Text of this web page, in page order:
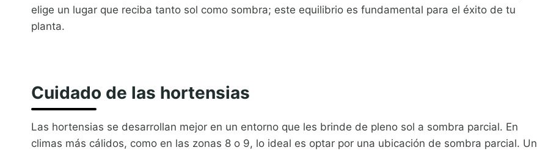
elige un lugar que reciba tanto sol como sombra; este equilibrio es fundamental para el éxito de tu
planta.
Cuidado de las hortensias
Las hortensias se desarrollan mejor en un entorno que les brinde de pleno sol a sombra parcial. En
climas más cálidos, como en las zonas 8 o 9, lo ideal es optar por una ubicación de sombra parcial. Un